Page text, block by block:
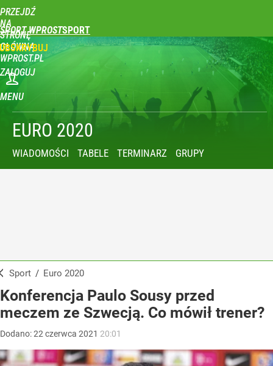
PRZEJDŹ
NA
STRONĘ
GŁÓWNĄ
WPROST.PL
SPORT WPROST
ZALOGUJ
MENU
EURO 2020
WIADOMOŚCI TABELE TERMINARZ GRUPY
Sport / Euro 2020
Konferencja Paulo Sousy przed
meczem ze Szwecją. Co mówił trener?
Dodano:22 czerwca 2021 20:01